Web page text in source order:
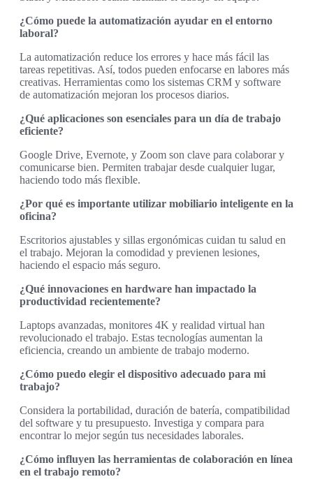
¿Cómo puede la automatización ayudar en el entorno
laboral?
La automatización reduce los errores y hace más fácil las
tareas repetitivas. Así, todos pueden enfocarse en labores más
creativas. Herramientas como los sistemas CRM y software
de automatización mejoran los procesos diarios.
¿Qué aplicaciones son esenciales para un día de trabajo
eficiente?
Google Drive, Evernote, y Zoom son clave para colaborar y
comunicarse bien. Permiten trabajar desde cualquier lugar,
haciendo todo más flexible.
¿Por qué es importante utilizar mobiliario inteligente en la
oficina?
Escritorios ajustables y sillas ergonómicas cuidan tu salud en
el trabajo. Mejoran la comodidad y previenen lesiones,
haciendo el espacio más seguro.
¿Qué innovaciones en hardware han impactado la
productividad recientemente?
Laptops avanzadas, monitores 4K y realidad virtual han
revolucionado el trabajo. Estas tecnologías aumentan la
eficiencia, creando un ambiente de trabajo moderno.
¿Cómo puedo elegir el dispositivo adecuado para mi
trabajo?
Considera la portabilidad, duración de batería, compatibilidad
del software y tu presupuesto. Investiga y compara para
encontrar lo mejor según tus necesidades laborales.
¿Cómo influyen las herramientas de colaboración en línea
en el trabajo remoto?